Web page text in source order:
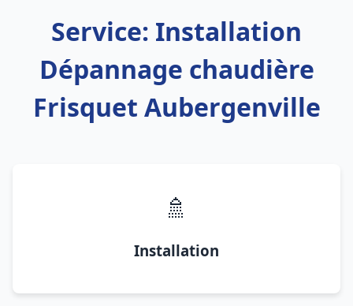
Service: Installation
Dépannage chaudière
Frisquet Aubergenville
🚿
Installation